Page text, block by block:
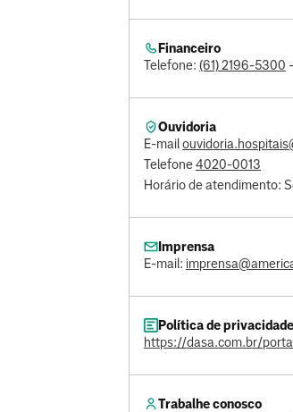
Financeiro
Telefone: (61) 2196-5300
Ouvidoria
E-mail
Telefone4020-0013
Horário de atendimento:
Imprensa
E-mail:
Política de privacidade
https://dasa.com.br/
Trabalhe conosco